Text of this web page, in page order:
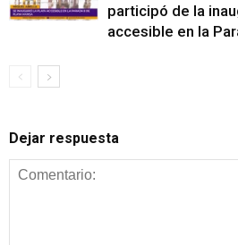
participó de la
accesible en la
Dejar respuesta